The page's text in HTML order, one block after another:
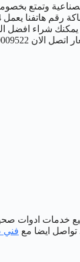
وتمتع
يمكنك شراء افضل
99009522.
الصناعية الافضل والارخض وخصم يصل
ايضا مع